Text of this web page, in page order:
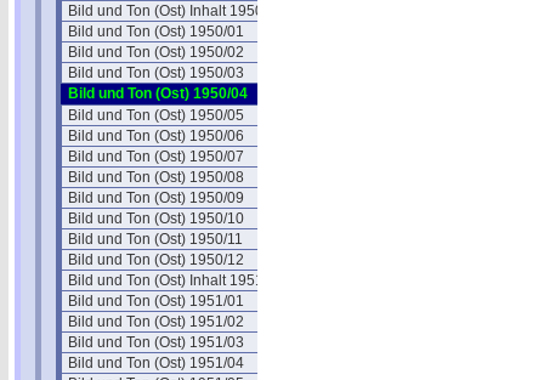
Bild und Ton (Ost) Inhalt 1950
Bild und Ton (Ost) 1950/01
Bild und Ton (Ost) 1950/02
Bild und Ton (Ost) 1950/03
Bild und Ton (Ost) 1950/04
Bild und Ton (Ost) 1950/05
Bild und Ton (Ost) 1950/06
Bild und Ton (Ost) 1950/07
Bild und Ton (Ost) 1950/08
Bild und Ton (Ost) 1950/09
Bild und Ton (Ost) 1950/10
Bild und Ton (Ost) 1950/11
Bild und Ton (Ost) 1950/12
Bild und Ton (Ost) Inhalt 1951
Bild und Ton (Ost) 1951/01
Bild und Ton (Ost) 1951/02
Bild und Ton (Ost) 1951/03
Bild und Ton (Ost) 1951/04